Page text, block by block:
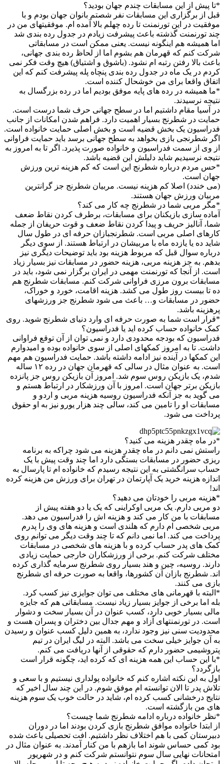
*تا پیش از این مسابقات چندم جهان بودید؟
قبل از برگزاری این مسابقات نفر شصتم بانوان جهان بودم و با
موفقیت در این تورنمنت تا رده چهلم بالا آمده ام. موفقیتهای من در
چند تورنمنت گذشته باعث پیشرفت زیادم در جدول رده بندی شد
اما همیشه هم اینگونه نیست. یعنی ممکن است در مسابقاتی
شرکت کنم که قهرمان هم بشوم اما از لحاظ رده بندی جهانی،
باعث بالا رفتن رتبه ام نشود. (باشوق و اشتیاق) هیچ وقت فکر نمی
کردم در یک ماه در جدول رده بندی پنچاه پله پیشرفت کنم که این
اتفاق واقعا برای من خوشحال کننده است.
*ما همیشه در رده های پایه موفق بودیم اما در رده بزرگسال به
نتیجه نرسیدند.
در آسیا مقام داشتیم اما در سطح جهانی حرف شما درست است.
حمایت در شطرنج بسیار اهمیت دارد. فراهم شدن امکانات از جانب
فدراسیون یک بخش قضیه است و بخش اصلی حمایت خانواده است.
اگر شطرنجی بازی بخواهد به سطح جهانی برسد باید حمایت فراوانی
از وی از سمت فدراسیون و خانواده صورت پذیرد. اگر تا به امروز به
نتیجه نرسیدیم شاید دلیلش این قضیه باشد.
*حس مردم درباره شطرنج این است که کم هزینه ترین ورزش
جهان است.
(می خندد) اصلا کم هزینه نیست. مربیان شطرنج جز گرانترین
مربیان ورزش جهان هستند.
*مگر مربی شما در شطرنج چه کار می کند؟
آماده سازی بازیکنان برای مسابقات، برطرف کردن نقاط ضعف
شما، آنالیز حریف و پیدا کردن نقاط ضعف و قوت حریفان از جمله
کارهای اصلی مربی است. شطرنجبازان حرفه ای در طول سال
شاید ده یا یازده ماه با مربیشان در ارتباط هستند. از سوی دیگر
درباره سوال قبل که مربوط هزینه بود باید توضیحات دیگری نیز
بدهم. به جز هزینه مربی، هزینه حضور در مسابقات نیز بسیار زیاد
است. از آنجا که تورنمنت مهمی در ایران برگزار نمی شود، باید در
مسابقات برون مرزی فراوانی شرکت کنم. مسابقات شطرنج هم
ده تا بیست روز طول می کشد. هزینه اقامت، خورد و خوراک،
حضور در مسابقات و… باعث می شود شطرنج جز ورزشهای
پرهزینه باشد.
*قرار است شما به صورت حرفه ای وارد دنیای شطرنج شوید. روی
کمک خانواده حساب کرده اید یا فدراسیون؟
فدراسیون که بودجه محدودی دارد و نمی توان از آن توقع فراوانی
داشت. تا به امروز کمکهای اصلی از سوی خانواده بوده و امیدوارم
این کمکها در آینده نیز ادامه داشته باشد. حمایت فدراسیون هم مهم
است. به عنوان مثال در سالی که قهرمان جهان در رده ۱۲ ساله
شدم، یک بازیکن روس سوم شد. امروز آن بازیکن روس جز پانزده
بازیکن برتر جهان است. امروز با آن ورزشکار در ارتباط هستم و
می گوید به جز آنکه فدراسیون روسیه هزینه مربی و اردو و
مسابقات او را تامین می کند، سالی چند هزار یورو نیز به او حقوق
پرداخت می شود.
*در ماه چقدر هزینه می کنید؟
راستش نمی دانم در ماه چقدر هزینه می شود چراکه به برنامه
ریزی حضور در مسابقات بستگی دارد اما چند وقت پیش با یک
حساب سرانگشتی به این نتیجه رسیدم که خانواده ام تا پارسال به
اندازه هزینه خرید یک آپارتمان در تهران برای ورزش من هزینه کرده
اند!
*هزینه مربی را خودتان می دهید؟
دو مربی دارم. یک مربی اوکراینی که یک یا دو هفته پیش از
مسابقات با من کار می کند و هزینه اش را فدراسیون می دهد.
مربی شخصی ام دارم که هلندی است و هزینه های وی را پدرم
پرداخت می کند. اما نمی دانم که تا چند وقت دیگر می توانم روی
کمک های پدر حساب کرده و با هزینه های شخصی در مسابقات
مختلف شرکت کنم. برخی از ورزشکاران خارجی حمایت زیادی
دارند. روسیه، چین و هند بسیار روی شطرنج سرمایه گذاری کرده
اند. شطرنج بازان آن کشورها، واقعا به صورت حرفه ای شطرنج
بازی می کنند.
*البته با قهرمانی های مختلف می توان جوایزی نیز کسب کرد.
بله اما برخی از جوایز بسیار زیاد نیست. مسابقاتی هم که جایزه
مالی بسیار خوبی دارد، کسب عنوان در آن بسیار سخت و دشوار
است. در تورنمنتهای آزاد و مهم جدال بین دختران و پسران هست و
محدودیت سنی نیز وجود ندارد، به همین دلیل کسب عنوان و رسیدن
به آن جوایز خیلی سخت می باشد. البته در لیگ ایران در تیم
پتروشیمی حضور دارم که حقوقی از آنها دریافت می کنم.
*با این حساب این همه هزینه ای که کرده اید، چگونه قرار است
بازگردد؟
اول به این نکته اشاره کنم که خانواده پولداری نیستیم و با سعی و
تلاش پدر تا الان توانسته ام موفق شوم. در این چند سال اخیر که
نتایج درخشانی کسب کرده ام، شاید در حالت خوب یک سوم هزینه
های من بازگشته است.
*نظر خانواده درباره ادامه شطرنج شما چیست؟
از ابتدا خانواده موافق شطرنج بازی کردن بودند اما در دوران
دبیرستان کمی با هم اختلاف نظر داشتیم. افت تحصیلی باعث شده
بود کمی حساس شوند اما بازهم با من کنار آمدند. به عنوان مثال در
امتحانات نهایی سال سوم نتوانستم شرکت کنم و در شهریور